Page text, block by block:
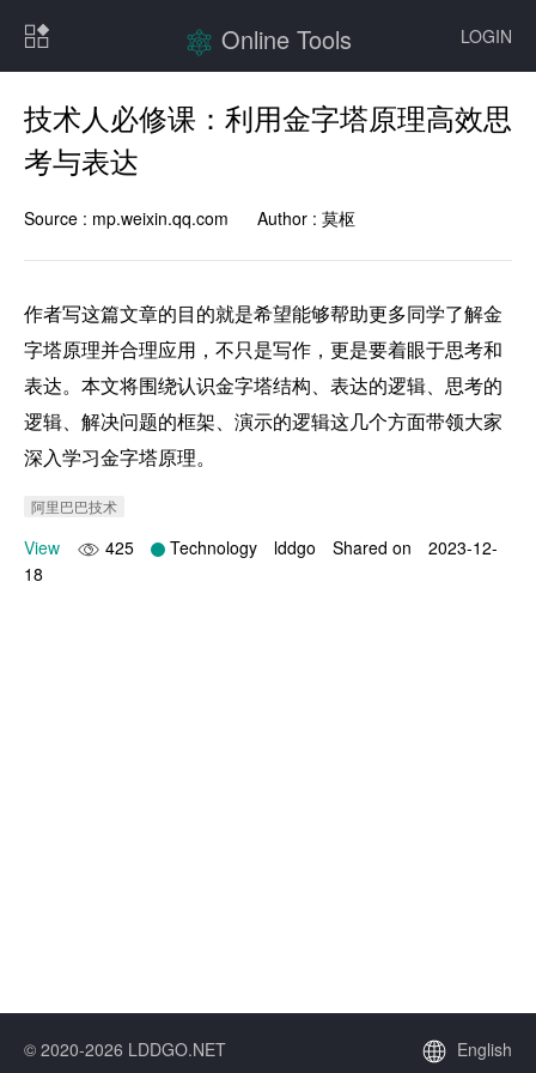
LOGIN
Online Tools
技术人必修课：利用金字塔原理高效思
考与表达
Source : mp.weixin.qq.com Author : 莫枢
作者写这篇文章的目的就是希望能够帮助更多同学了解金
字塔原理并合理应用，不只是写作，更是要着眼于思考和
表达。本文将围绕认识金字塔结构、表达的逻辑、思考的
逻辑、解决问题的框架、演示的逻辑这几个方面带领大家
深入学习金字塔原理。
阿里巴巴技术
View 425 Technology lddgo Shared on
2023-12-
18
© 2020-2026 LDDGO.NET English